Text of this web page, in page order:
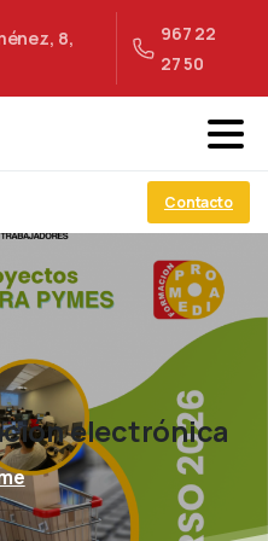
8,
967 22
27 50
Contacto
electrónica